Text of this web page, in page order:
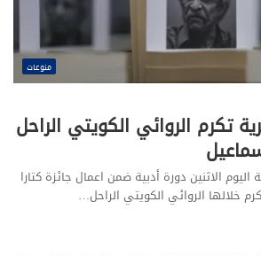
منوعات
تكرم الروائي الكويتي الراحل
الاثنين دورة أدبية ضمن اعمال جائزة كتارا
خلالها الروائي الكويتي الراحل…